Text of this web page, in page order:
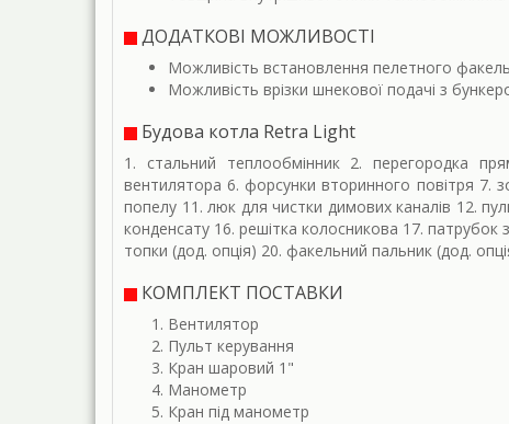
ДОДАТКОВІ МОЖЛИВОСТІ
Можливість встановлення пелетного
Можливість врізки шнекової подачі з
Будова котла Retra Light
1. стальний теплообмінник 2. перегородка
вентилятора 6. форсунки вторинного повітря 7.
попелу 11. люк для чистки димових каналів 12.
конденсату 16. решітка колосникова 17.
топки (дод. опція) 20. факельний пальник (дод.
КОМПЛЕКТ ПОСТАВКИ
Вентилятор
Пульт керування
Кран шаровий 1"
Манометр
Кран під манометр